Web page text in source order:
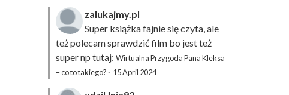
zalukajmy.pl
Super książka fajnie się czyta, ale
też polecam sprawdzić film bo jest też
super np tutaj: Wirtualna Przygoda Pana Kleksa
– co to takiego? · 15 April 2024